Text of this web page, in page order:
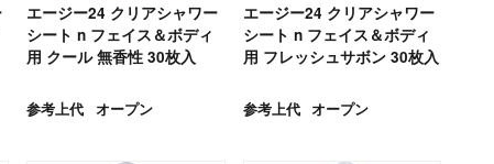
エージー24 クリアシャワー
シート n フェイス＆ボディ
用 クール 無香性 30枚入
参考上代 オープン
エージー24 クリアシャワー
シート n フェイス＆ボディ
用 フレッシュサボン 30枚入
参考上代 オープン